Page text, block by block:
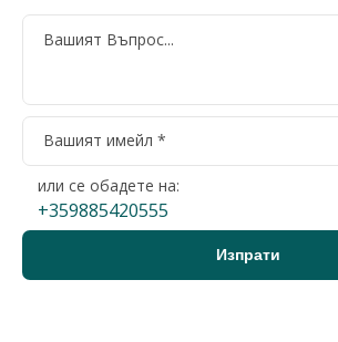
или се обадете на:
+359885420555